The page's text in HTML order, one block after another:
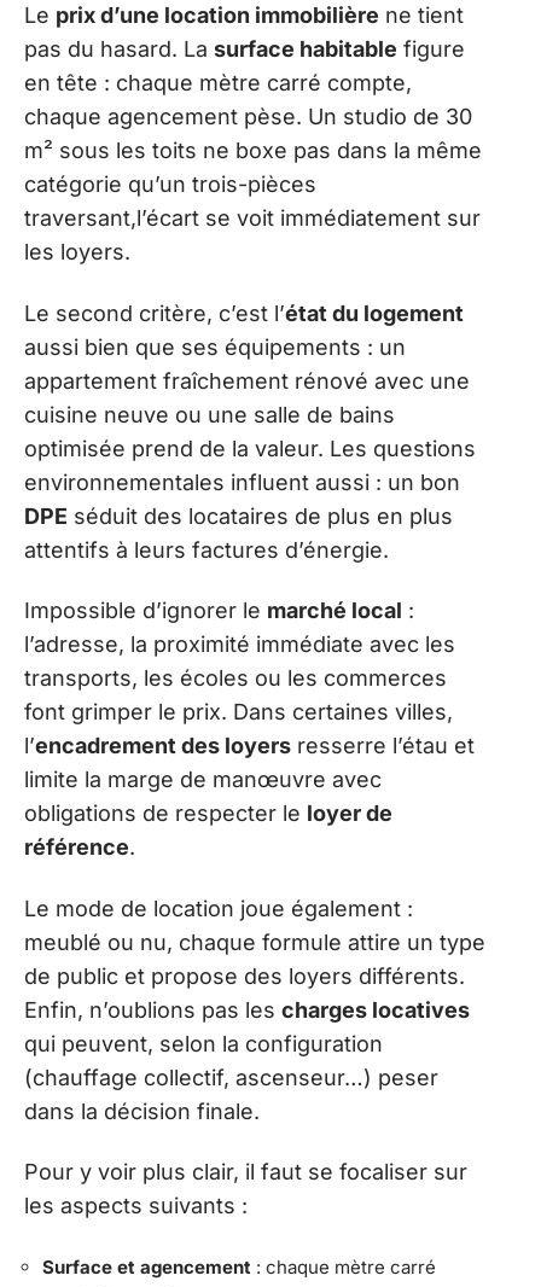
Le prix d’une location immobilière ne tient
pas du hasard. La surface habitable figure
en tête : chaque mètre carré compte,
chaque agencement pèse. Un studio de 30
m² sous les toits ne boxe pas dans la même
catégorie qu’un trois-pièces
traversant,l’écart se voit immédiatement sur
les loyers.
Le second critère, c’est l’état du logement
aussi bien que ses équipements : un
appartement fraîchement rénové avec une
cuisine neuve ou une salle de bains
optimisée prend de la valeur. Les questions
environnementales influent aussi : un bon
DPE séduit des locataires de plus en plus
attentifs à leurs factures d’énergie.
Impossible d’ignorer le marché local :
l’adresse, la proximité immédiate avec les
transports, les écoles ou les commerces
font grimper le prix. Dans certaines villes,
l’encadrement des loyers resserre l’étau et
limite la marge de manœuvre avec
obligations de respecter le loyer de
référence.
Le mode de location joue également :
meublé ou nu, chaque formule attire un type
de public et propose des loyers différents.
Enfin, n’oublions pas les charges locatives
qui peuvent, selon la configuration
(chauffage collectif, ascenseur…) peser
dans la décision finale.
Pour y voir plus clair, il faut se focaliser sur
les aspects suivants :
Surface et agencement : chaque mètre carré